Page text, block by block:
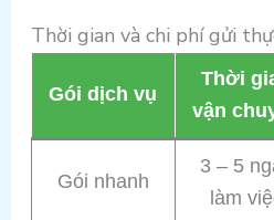
Thời gian và chi phí gửi
Gói dịch vụ
Thời
vận
Gói nhanh
3 – 5
làm